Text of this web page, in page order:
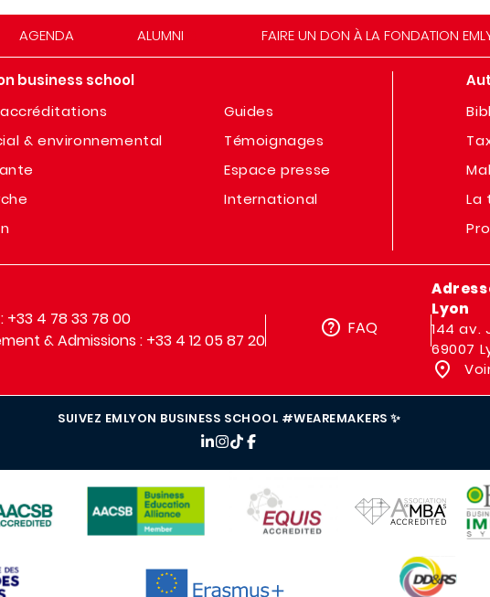
AGENDA ALUMNI FAIRE UN DON À LA FONDATION
business school
& environnemental
Guides
Témoignages
Espace presse
International
La
+33 4 78 33 78 00
& Admissions : +33 4 12 05 87 20
FAQ
Lyon
144 av.
69007
SUIVEZ EMLYON BUSINESS SCHOOL #WEAREMAKERS ✨
IMAGE
IMAGE IMAGE